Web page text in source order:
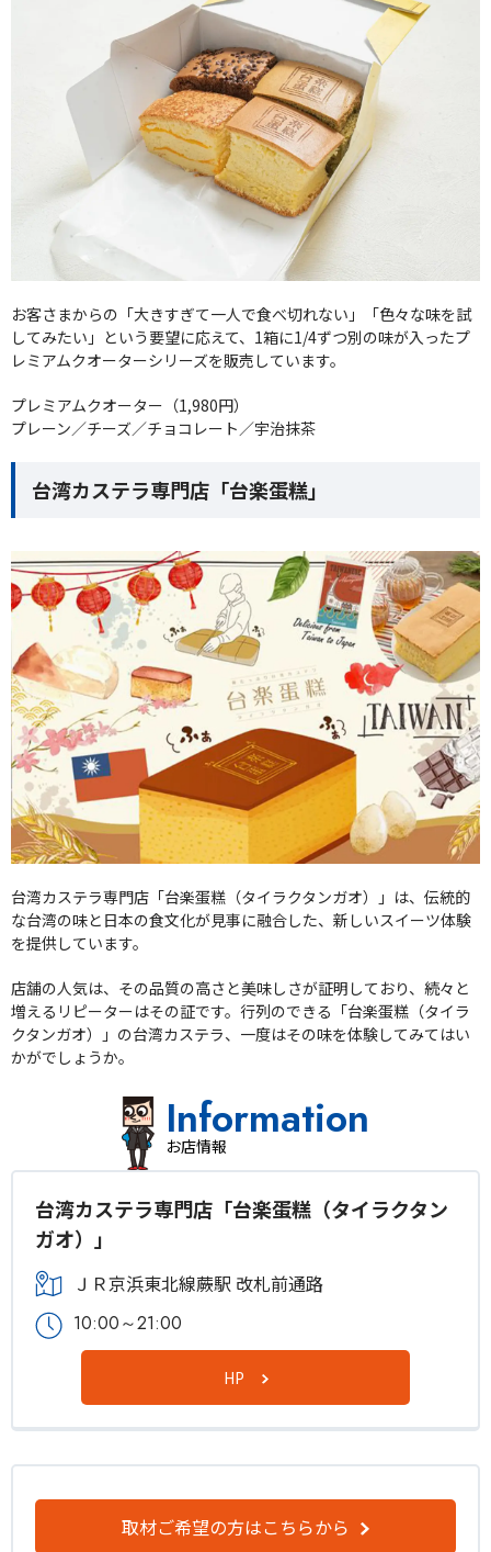
お客さまからの「大きすぎて一人で食べ切れない」「色々な味を試
してみたい」という要望に応えて、1箱に1/4ずつ別の味が入ったプ
レミアムクオーターシリーズを販売しています。
プレミアムクオーター（1,980円）
プレーン／チーズ／チョコレート／宇治抹茶
台湾カステラ専門店「台楽蛋糕」
台湾カステラ専門店「台楽蛋糕（タイラクタンガオ）」は、伝統的
な台湾の味と日本の食文化が見事に融合した、新しいスイーツ体験
を提供しています。
店舗の人気は、その品質の高さと美味しさが証明しており、続々と
増えるリピーターはその証です。行列のできる「台楽蛋糕（タイラ
クタンガオ）」の台湾カステラ、一度はその味を体験してみてはい
かがでしょうか。
Information
お店情報
台湾カステラ専門店「台楽蛋糕（タイラクタン
ガオ）」
ＪＲ京浜東北線蕨駅 改札前通路
10:00～21:00
HP
取材ご希望の方はこちらから